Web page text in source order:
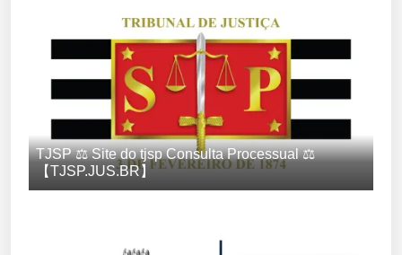
TJSP ⚖️ Site do tjsp Consulta Processual ⚖️
【TJSP.JUS.BR】